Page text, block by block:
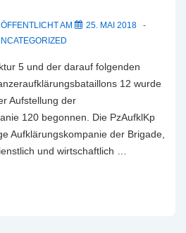
AM
25. MAI 2018
5 und der darauf folgenden
12 wurde
Aufstellung der
120 begonnen. Die PzAufklKp
Aufklärungskompanie der Brigade,
und wirtschaftlich …